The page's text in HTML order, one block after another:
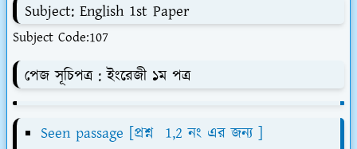
Subject: English 1st Paper
Subject Code:107
পেজ সূচিপত্র : ইংরেজী ১ম পত্র
Seen passage [প্রশ্ন 1,2 নং এর জন্য ]